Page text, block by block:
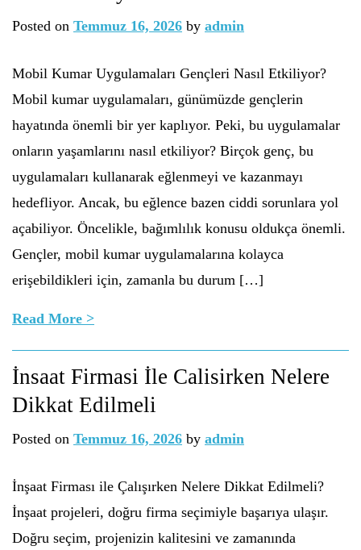
Posted on Temmuz 16, 2026 by admin
Mobil Kumar Uygulamaları Gençleri Nasıl Etkiliyor?
Mobil kumar uygulamaları, günümüzde gençlerin
hayatında önemli bir yer kaplıyor. Peki, bu uygulamalar
onların yaşamlarını nasıl etkiliyor? Birçok genç, bu
uygulamaları kullanarak eğlenmeyi ve kazanmayı
hedefliyor. Ancak, bu eğlence bazen ciddi sorunlara yol
açabiliyor. Öncelikle, bağımlılık konusu oldukça önemli.
Gençler, mobil kumar uygulamalarına kolayca
erişebildikleri için, zamanla bu durum […]
Read More >
İnsaat Firmasi İle Calisirken Nelere
Dikkat Edilmeli
Posted on Temmuz 16, 2026 by admin
İnşaat Firması ile Çalışırken Nelere Dikkat Edilmeli?
İnşaat projeleri, doğru firma seçimiyle başarıya ulaşır.
Doğru seçim, projenizin kalitesini ve zamanında